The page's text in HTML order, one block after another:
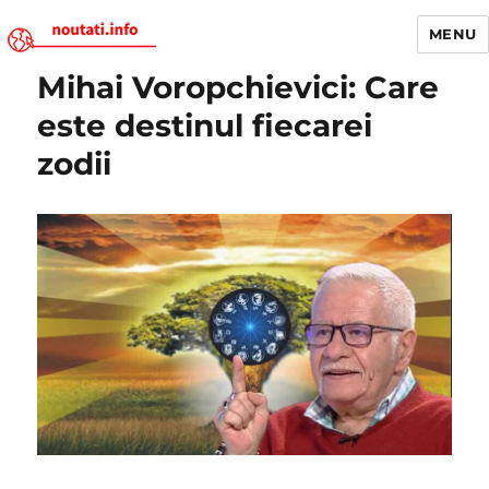
Noutati.Info
MENU
Mihai Voropchievici: Care
este destinul fiecarei
zodii